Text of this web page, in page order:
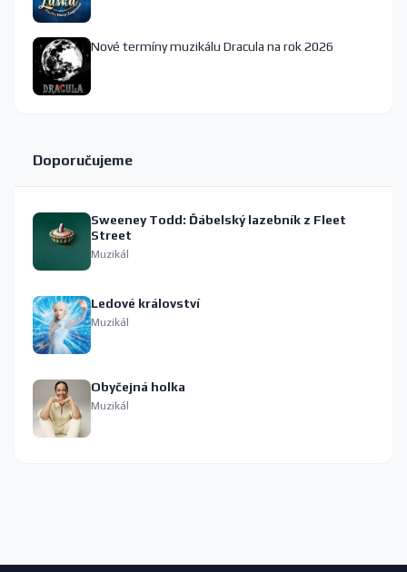
Nové termíny muzikálu Dracula na rok 2026
Doporučujeme
Sweeney Todd: Ďábelský lazebník z Fleet
Street
Muzikál
Ledové království
Muzikál
Obyčejná holka
Muzikál